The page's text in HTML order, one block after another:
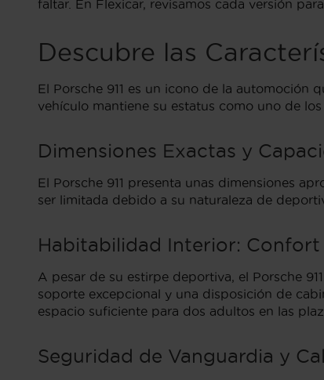
faltar. En Flexicar, revisamos cada versión
Descubre las
El Porsche 911 es un icono de la automoción
vehículo mantiene su estatus como uno de
Dimensiones Exactas y
El Porsche 911 presenta unas dimensiones
ser limitada debido a su naturaleza de
Habitabilidad Interior: Confort
A pesar de su estirpe deportiva, el Porsche
soporte excepcional y una disposición de
espacio suficiente para dos adultos en las
Seguridad de Vanguardia y